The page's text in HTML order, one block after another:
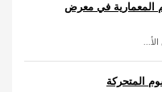
المعمارية في معرض
المتحركة